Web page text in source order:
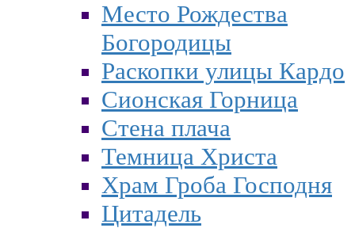
Место Рождества
Богородицы
Раскопки улицы Кардо
Сионская Горница
Стена плача
Темница Христа
Храм Гроба Господня
Цитадель